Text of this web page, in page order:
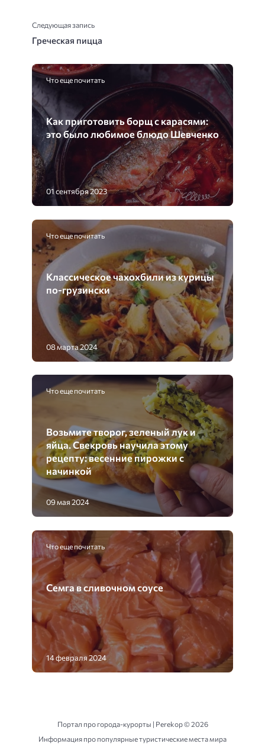
Следующая запись
Греческая пицца
Что еще почитать
Как приготовить борщ с карасями:
это было любимое блюдо Шевченко
01 сентября 2023
Что еще почитать
Классическое чахохбили из курицы
по-грузински
08 марта 2024
Что еще почитать
Возьмите творог, зеленый лук и
яйца. Свекровь научила этому
рецепту: весенние пирожки с
начинкой
09 мая 2024
Что еще почитать
Семга в сливочном соусе
14 февраля 2024
Портал про города-курорты | Perekop ©2026
Информация про популярные туристические места мира